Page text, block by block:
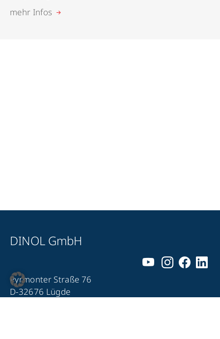
mehr Infos
DINOL GmbH
Pyrmonter Straße 76
D-32676 Lügde